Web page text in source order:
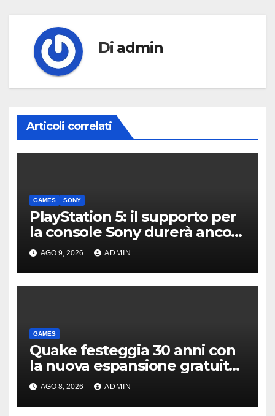
Di admin
Articoli correlati
GAMES SONY
PlayStation 5: il supporto per
la console Sony durerà ancora
diversi anni?
AGO 9, 2026 ADMIN
GAMES
Quake festeggia 30 anni con
la nuova espansione gratuita
Dawn of The Machine
AGO 8, 2026 ADMIN